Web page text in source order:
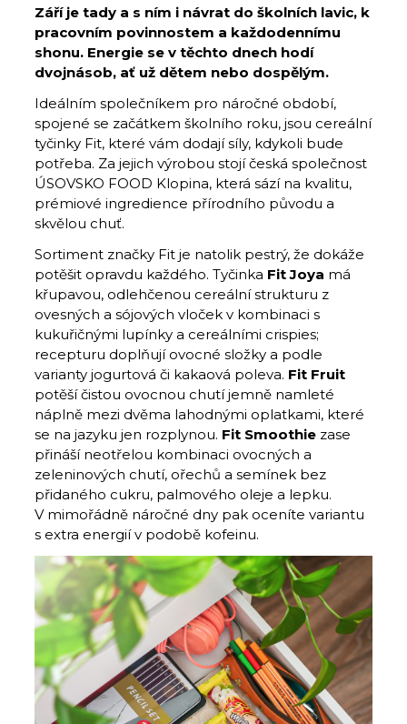
Září je tady a s ním i návrat do školních lavic, k
pracovním povinnostem a každodennímu
shonu. Energie se v těchto dnech hodí
dvojnásob, ať už dětem nebo dospělým.
Ideálním společníkem pro náročné období,
spojené se začátkem školního roku, jsou cereální
tyčinky Fit, které vám dodají síly, kdykoli bude
potřeba. Za jejich výrobou stojí česká společnost
ÚSOVSKO FOOD Klopina, která sází na kvalitu,
prémiové ingredience přírodního původu a
skvělou chuť.
Sortiment značky Fit je natolik pestrý, že dokáže
potěšit opravdu každého. Tyčinka Fit Joya má
křupavou, odlehčenou cereální strukturu z
ovesných a sójových vloček v kombinaci s
kukuřičnými lupínky a cereálními crispies;
recepturu doplňují ovocné složky a podle
varianty jogurtová či kakaová poleva. Fit Fruit
potěší čistou ovocnou chutí jemně namleté
náplně mezi dvěma lahodnými oplatkami, které
se na jazyku jen rozplynou. Fit Smoothie zase
přináší neotřelou kombinaci ovocných a
zeleninových chutí, ořechů a semínek bez
přidaného cukru, palmového oleje a lepku.
V mimořádně náročné dny pak oceníte variantu
s extra energií v podobě kofeinu.